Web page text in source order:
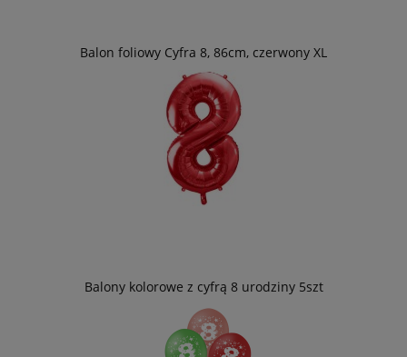
Balon foliowy Cyfra 8, 86cm, czerwony XL
Balony kolorowe z cyfrą 8 urodziny 5szt